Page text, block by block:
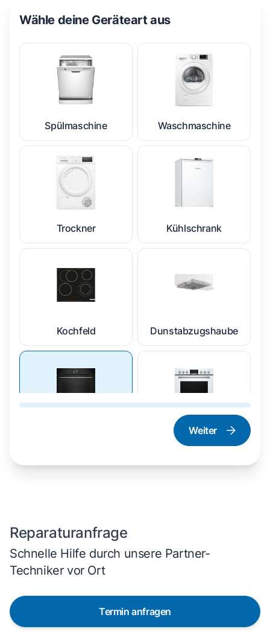
Wähle deine Geräteart aus
Spülmaschine Waschmaschine
Trockner Kühlschrank
Kochfeld Dunstabzugshaube
Herd und Backofen
Weiter
Reparaturanfrage
Schnelle Hilfe durch unsere Partner-
Techniker vor Ort
Termin anfragen